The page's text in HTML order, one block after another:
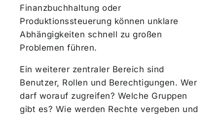
Finanzbuchhaltung oder
Produktionssteuerung können unklare
Abhängigkeiten schnell zu großen
Problemen führen.
Ein weiterer zentraler Bereich sind
Benutzer, Rollen und Berechtigungen. Wer
darf worauf zugreifen? Welche Gruppen
gibt es? Wie werden Rechte vergeben und